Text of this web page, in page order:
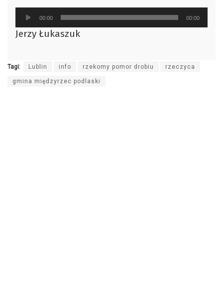
Odtwarzacz
plików
dźwiękowych
00:00 00:00
Jerzy Łukaszuk
Tagi: Lublin info rzekomy pomor drobiu rzeczyca
gmina międzyrzec podlaski